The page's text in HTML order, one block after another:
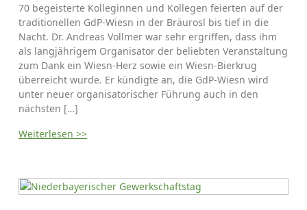
70 begeisterte Kolleginnen und Kollegen feierten auf der
traditionellen GdP-Wiesn in der Bräurosl bis tief in die
Nacht. Dr. Andreas Vollmer war sehr ergriffen, dass ihm
als langjährigem Organisator der beliebten Veranstaltung
zum Dank ein Wiesn-Herz sowie ein Wiesn-Bierkrug
überreicht wurde. Er kündigte an, die GdP-Wiesn wird
unter neuer organisatorischer Führung auch in den
nächsten […]
Weiterlesen >>